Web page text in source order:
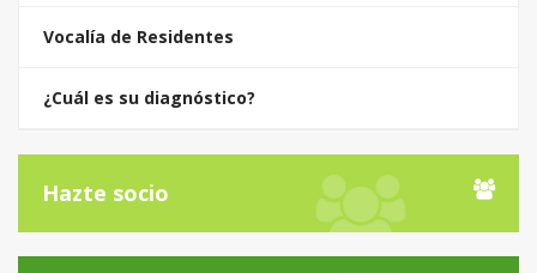
Vocalía de Residentes
¿Cuál es su diagnóstico?
Hazte socio